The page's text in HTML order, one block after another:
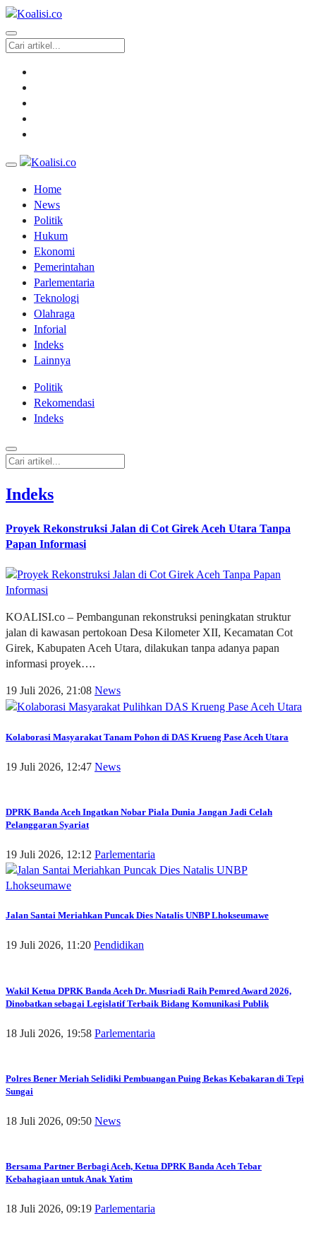
Home
News
Politik
Hukum
Ekonomi
Pemerintahan
Parlementaria
Teknologi
Olahraga
Inforial
Indeks
Lainnya
Politik
Rekomendasi
Indeks
Indeks
Proyek Rekonstruksi Jalan di Cot Girek Aceh Utara Tanpa
Papan Informasi
KOALISI.co – Pembangunan rekonstruksi peningkatan struktur
jalan di kawasan pertokoan Desa Kilometer XII, Kecamatan Cot
Girek, Kabupaten Aceh Utara, dilakukan tanpa adanya papan
informasi proyek….
19 Juli 2026, 21:08 News
Kolaborasi Masyarakat Tanam Pohon di DAS Krueng Pase Aceh Utara
19 Juli 2026, 12:47 News
DPRK Banda Aceh Ingatkan Nobar Piala Dunia Jangan Jadi Celah
Pelanggaran Syariat
19 Juli 2026, 12:12 Parlementaria
Jalan Santai Meriahkan Puncak Dies Natalis UNBP Lhokseumawe
19 Juli 2026, 11:20 Pendidikan
Wakil Ketua DPRK Banda Aceh Dr. Musriadi Raih Pemred Award 2026,
Dinobatkan sebagai Legislatif Terbaik Bidang Komunikasi Publik
18 Juli 2026, 19:58 Parlementaria
Polres Bener Meriah Selidiki Pembuangan Puing Bekas Kebakaran di Tepi
Sungai
18 Juli 2026, 09:50 News
Bersama Partner Berbagi Aceh, Ketua DPRK Banda Aceh Tebar
Kebahagiaan untuk Anak Yatim
18 Juli 2026, 09:19 Parlementaria